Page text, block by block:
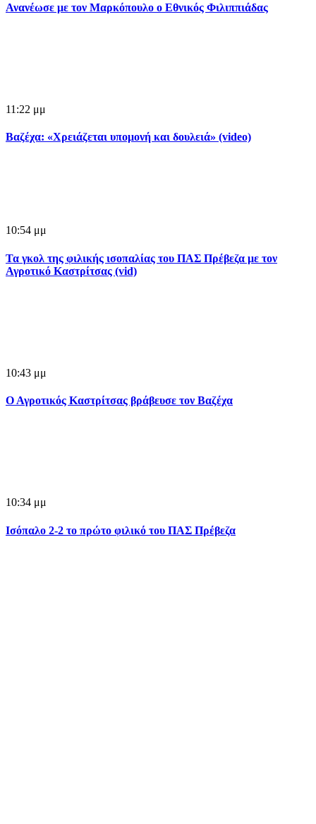
Ανανέωσε με τον Μαρκόπουλο ο Εθνικός Φιλιππιάδας
11:22 μμ
Βαζέχα: «Χρειάζεται υπομονή και δουλειά» (video)
10:54 μμ
Τα γκολ της φιλικής ισοπαλίας του ΠΑΣ Πρέβεζα με τον
Αγροτικό Καστρίτσας (vid)
10:43 μμ
Ο Αγροτικός Καστρίτσας βράβευσε τον Βαζέχα
10:34 μμ
Ισόπαλο 2-2 το πρώτο φιλικό του ΠΑΣ Πρέβεζα